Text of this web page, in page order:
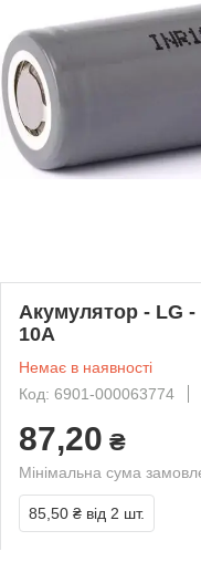
Акумулятор - LG -
10A
Немає в наявності
Код: 6901-000063774
87,20 ₴
Мінімальна сума
85,50 ₴ від 2 шт.